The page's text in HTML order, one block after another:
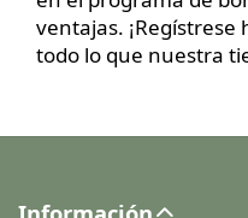
ventajas. ¡Regístrese
todo lo que nuestra